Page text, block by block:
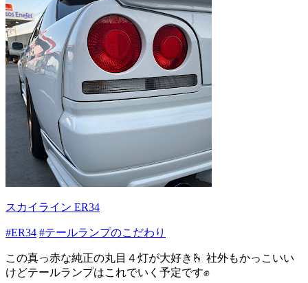
スカイライン ER34
#ER34 #テールランプのこだわり
この真っ赤な純正の丸目４灯が大好き🫰 社外もかっこいい
けどテールランプはこれでいく予定です✊